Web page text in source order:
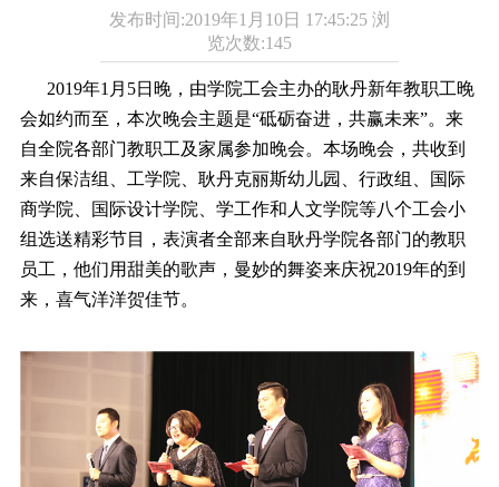
发布时间:2019年1月10日 17:45:25 浏
览次数:145
2019年1月5日晚，由学院工会主办的耿丹新年教职工晚
会如约而至，本次晚会主题是“砥砺奋进，共赢未来”。来
自全院各部门教职工及家属参加晚会。本场晚会，共收到
来自保洁组、工学院、耿丹克丽斯幼儿园、行政组、国际
商学院、国际设计学院、学工作和人文学院等八个工会小
组选送精彩节目，表演者全部来自耿丹学院各部门的教职
员工，他们用甜美的歌声，曼妙的舞姿来庆祝2019年的到
来，喜气洋洋贺佳节。